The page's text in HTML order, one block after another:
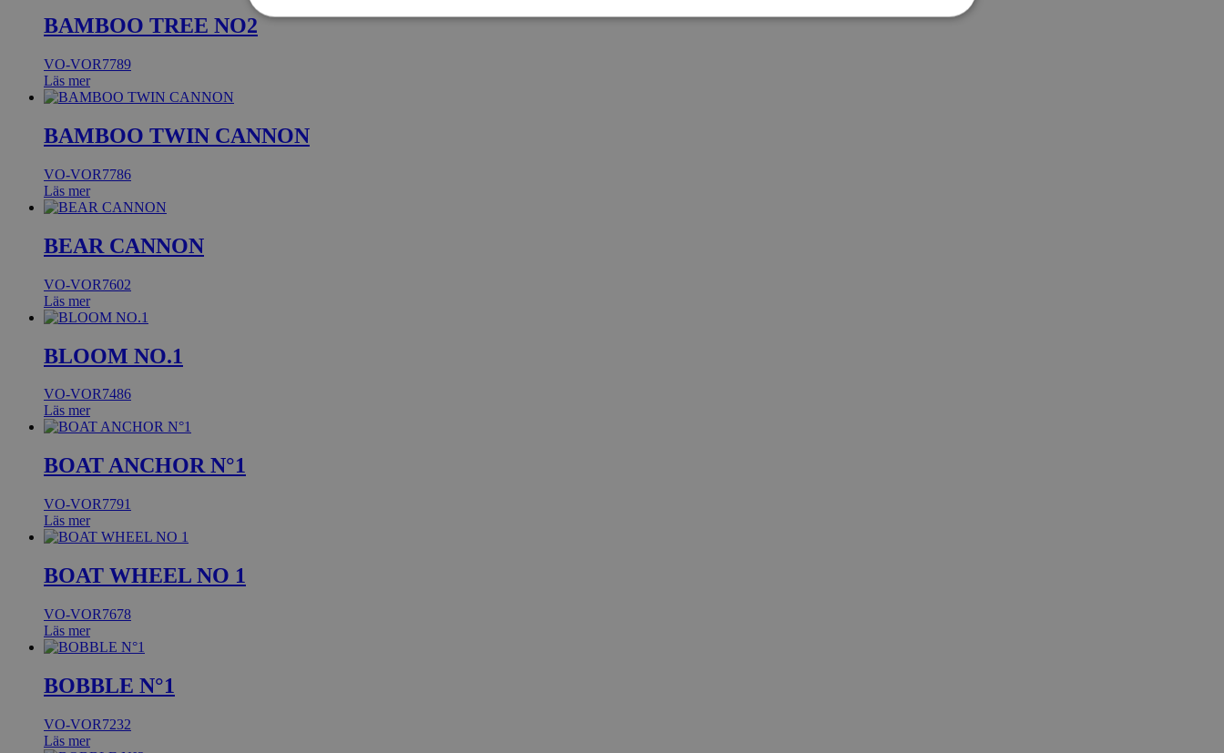
BAMBOO TREE NO2
VO-VOR7789
Läs mer
BAMBOO TWIN CANNON
VO-VOR7786
Läs mer
BEAR CANNON
VO-VOR7602
Läs mer
BLOOM NO.1
VO-VOR7486
Läs mer
BOAT ANCHOR N°1
VO-VOR7791
Läs mer
BOAT WHEEL NO 1
VO-VOR7678
Läs mer
BOBBLE N°1
VO-VOR7232
Läs mer